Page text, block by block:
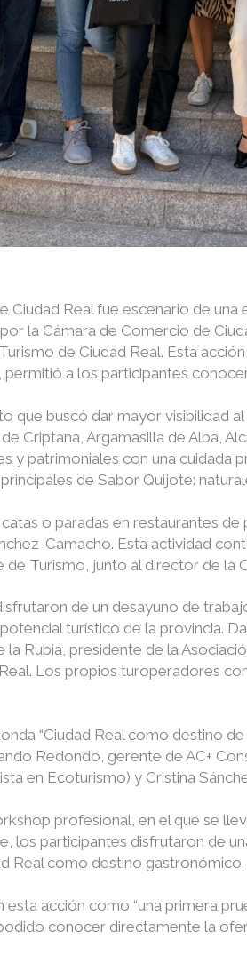
Ciudad Real fue escenario de
la Cámara de Comercio de
de Ciudad Real. Esta
permitió a los participantes
que buscó dar mayor
Criptana, Argamasilla de Alba,
y patrimoniales con una
de Sabor Quijote:
o paradas en restaurantes
Camacho. Esta actividad
Turismo, junto al director de la
de un desayuno de
turístico de la provincia.
la Rubia, presidente de la
Los propios turoperadores
“Ciudad Real como destino
Redondo, gerente de AC+
en Ecoturismo) y Cristina
profesional, en el que se
los participantes disfrutaron de
Real como destino gastronómico.
esta acción como “una primera
conocer directamente la